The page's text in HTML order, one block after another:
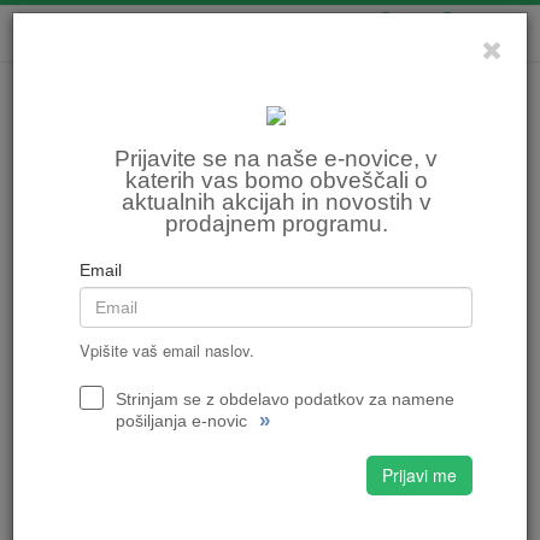
Prijavite se na naše e-novice, v
katerih vas bomo obveščali o
aktualnih akcijah in novostih v
prodajnem programu.
Email
Vpišite vaš email naslov.
Strinjam se z obdelavo podatkov za namene
pošiljanja e-novic
»
Prijavi me
VELOCENTER, Ilirska
Bistrica
VELOCENTER, Ilirska Bistrica
Prešernova ulica 25 B, 6250 Ilirska Bistrica